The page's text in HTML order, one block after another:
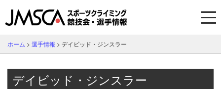
ホーム > 選手情報 > デイビッド・ジンスラー
デイビッド・ジンスラー